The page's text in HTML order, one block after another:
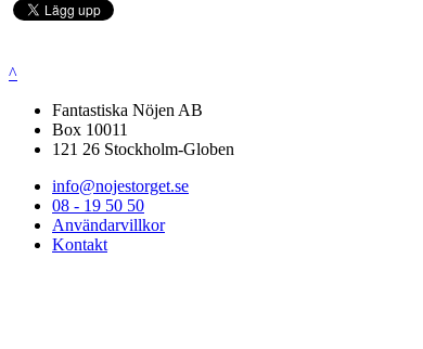
^
Fantastiska Nöjen AB
Box 10011
121 26 Stockholm-Globen
info@nojestorget.se
08 - 19 50 50
Användarvillkor
Kontakt